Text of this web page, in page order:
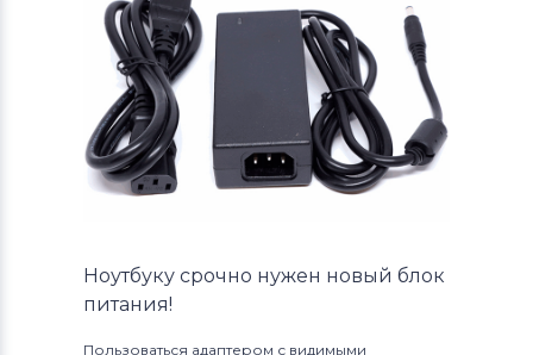
Ноутбуку срочно нужен новый блок
питания!
Пользоваться адаптером с видимыми